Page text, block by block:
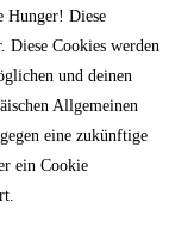
Hunger! Diese
Diese Cookies werden
und deinen
Allgemeinen
eine zukünftige
ein Cookie